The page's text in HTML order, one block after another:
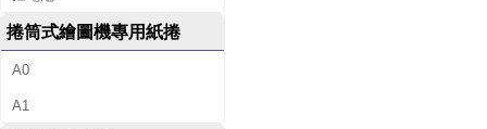
捲筒式繪圖機專用紙捲
A0
A1